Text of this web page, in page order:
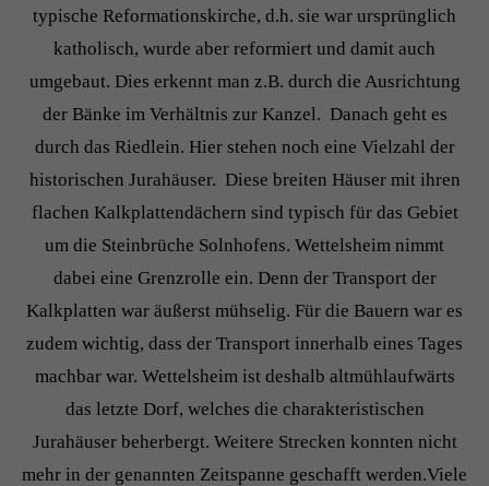
typische Reformationskirche, d.h. sie war ursprünglich
katholisch, wurde aber reformiert und damit auch
umgebaut. Dies erkennt man z.B. durch die Ausrichtung
der Bänke im Verhältnis zur Kanzel. Danach geht es
durch das Riedlein. Hier stehen noch eine Vielzahl der
historischen Jurahäuser. Diese breiten Häuser mit ihren
flachen Kalkplattendächern sind typisch für das Gebiet
um die Steinbrüche Solnhofens. Wettelsheim nimmt
dabei eine Grenzrolle ein. Denn der Transport der
Kalkplatten war äußerst mühselig. Für die Bauern war es
zudem wichtig, dass der Transport innerhalb eines Tages
machbar war. Wettelsheim ist deshalb altmühlaufwärts
das letzte Dorf, welches die charakteristischen
Jurahäuser beherbergt. Weitere Strecken konnten nicht
mehr in der genannten Zeitspanne geschafft werden.Viele